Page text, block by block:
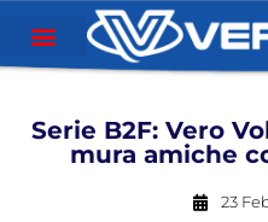
Serie B2F: Vero
mura amiche
23